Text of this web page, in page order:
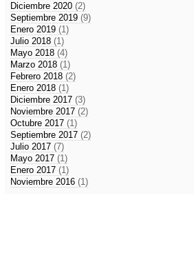
Diciembre 2020 (2)
Septiembre 2019 (9)
Enero 2019 (1)
Julio 2018 (1)
Mayo 2018 (4)
Marzo 2018 (1)
Febrero 2018 (2)
Enero 2018 (1)
Diciembre 2017 (3)
Noviembre 2017 (2)
Octubre 2017 (1)
Septiembre 2017 (2)
Julio 2017 (7)
Mayo 2017 (1)
Enero 2017 (1)
Noviembre 2016 (1)